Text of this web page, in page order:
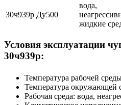
30ч939р Ду500
вода,
жидкие
Условия эксплуатации
30ч939р:
Температура рабочей
Температура окружающей
Рабочая среда: вода,